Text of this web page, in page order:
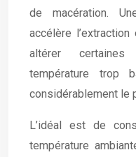
de macération.
accélère
altérer
température trop
considérablement le
L’idéal est de
température